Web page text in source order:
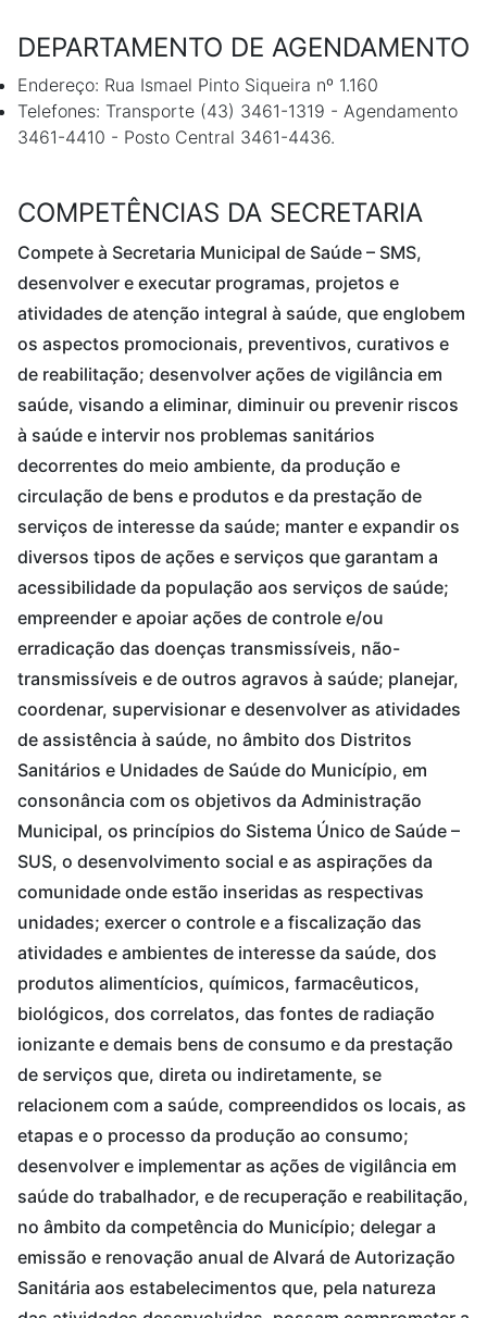
DEPARTAMENTO DE AGENDAMENTO
Endereço: Rua Ismael Pinto Siqueira nº 1.160
Telefones: Transporte (43) 3461-1319 - Agendamento
3461-4410 - Posto Central 3461-4436.
COMPETÊNCIAS DA SECRETARIA
Compete à Secretaria Municipal de Saúde – SMS,
desenvolver e executar programas, projetos e
atividades de atenção integral à saúde, que englobem
os aspectos promocionais, preventivos, curativos e
de reabilitação; desenvolver ações de vigilância em
saúde, visando a eliminar, diminuir ou prevenir riscos
à saúde e intervir nos problemas sanitários
decorrentes do meio ambiente, da produção e
circulação de bens e produtos e da prestação de
serviços de interesse da saúde; manter e expandir os
diversos tipos de ações e serviços que garantam a
acessibilidade da população aos serviços de saúde;
empreender e apoiar ações de controle e/ou
erradicação das doenças transmissíveis, não-
transmissíveis e de outros agravos à saúde; planejar,
coordenar, supervisionar e desenvolver as atividades
de assistência à saúde, no âmbito dos Distritos
Sanitários e Unidades de Saúde do Município, em
consonância com os objetivos da Administração
Municipal, os princípios do Sistema Único de Saúde –
SUS, o desenvolvimento social e as aspirações da
comunidade onde estão inseridas as respectivas
unidades; exercer o controle e a fiscalização das
atividades e ambientes de interesse da saúde, dos
produtos alimentícios, químicos, farmacêuticos,
biológicos, dos correlatos, das fontes de radiação
ionizante e demais bens de consumo e da prestação
de serviços que, direta ou indiretamente, se
relacionem com a saúde, compreendidos os locais, as
etapas e o processo da produção ao consumo;
desenvolver e implementar as ações de vigilância em
saúde do trabalhador, e de recuperação e reabilitação,
no âmbito da competência do Município; delegar a
emissão e renovação anual de Alvará de Autorização
Sanitária aos estabelecimentos que, pela natureza